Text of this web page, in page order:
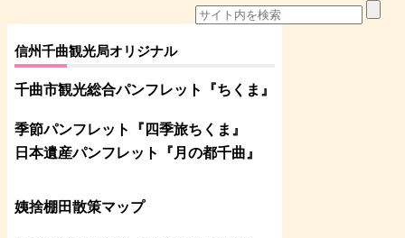
信州千曲観光局オリジナル
千曲市観光総合パンフレット 『ちくま 』
季節パンフレット『四季旅ちくま』
日本遺産パンフレット
『月の都千曲 』
姨捨棚田散策マップ